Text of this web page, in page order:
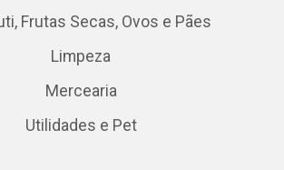
Frutas Secas, Ovos e Pães
Limpeza
Mercearia
Utilidades e Pet